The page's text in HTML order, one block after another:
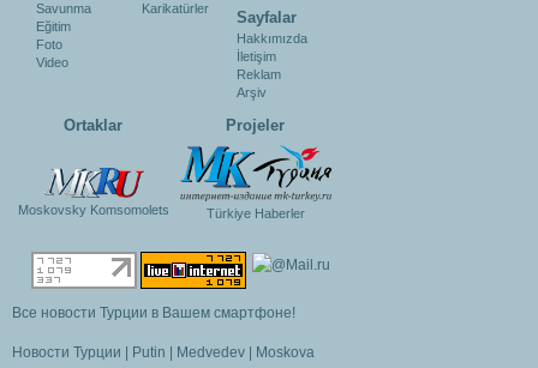
Savunma
Eğitim
Foto
Video
Karikatürler
Sayfalar
Hakkımızda
İletişim
Reklam
Arşiv
Ortaklar
Moskovsky Komsomolets
Projeler
Türkiye Haberler
Все новости Турции в Вашем смартфоне!
Новости Турции | Putin | Medvedev | Moskova